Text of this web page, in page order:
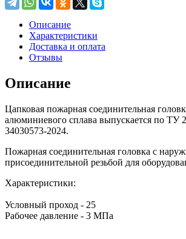
Описание
Характеристики
Доставка и оплата
Отзывы
Описание
Цапковая пожарная соединительная
алюминиевого сплава выпускается по ТУ
34030573-2024.
Пожарная соединительная головка с
присоединительной резьбой для
Характеристики:
Условный проход - 25
Рабочее давление - 3 МПа